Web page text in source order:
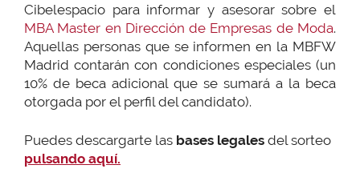
Cibelespacio para informar y asesorar sobre el
MBA Master en Dirección de Empresas de Moda.
Aquellas personas que se informen en la MBFW
Madrid contarán con condiciones especiales (un
10% de beca adicional que se sumará a la beca
otorgada por el perfil del candidato).
Puedes descargarte las bases legales del sorteo
pulsando aquí.